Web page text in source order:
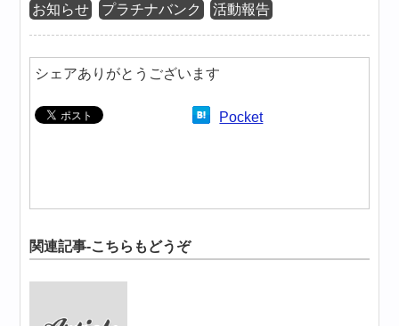
お知らせ プラチナバンク 活動報告
シェアありがとうございます
Pocket
関連記事-こちらもどうぞ